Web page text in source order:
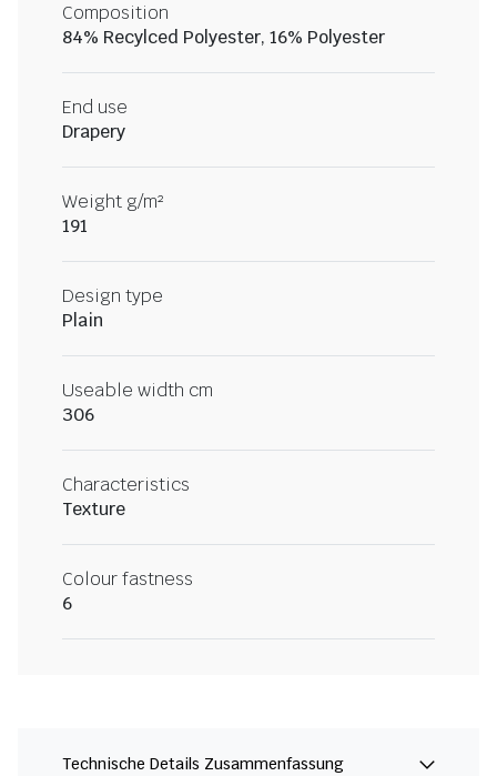
Composition
84% Recylced Polyester, 16% Polyester
End use
Drapery
Weight g/m²
191
Design type
Plain
Useable width cm
306
Characteristics
Texture
Colour fastness
6
Technische Details Zusammenfassung